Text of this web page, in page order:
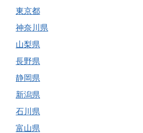
東京都
神奈川県
山梨県
長野県
静岡県
新潟県
石川県
富山県